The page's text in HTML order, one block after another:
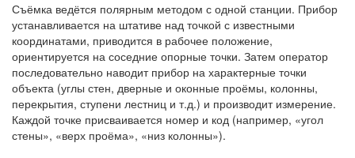
Съёмка ведётся полярным методом с одной станции. Прибор
устанавливается на штативе над точкой с известными
координатами, приводится в рабочее положение,
ориентируется на соседние опорные точки. Затем оператор
последовательно наводит прибор на характерные точки
объекта (углы стен, дверные и оконные проёмы, колонны,
перекрытия, ступени лестниц и т.д.) и производит измерение.
Каждой точке присваивается номер и код (например, «угол
стены», «верх проёма», «низ колонны»).